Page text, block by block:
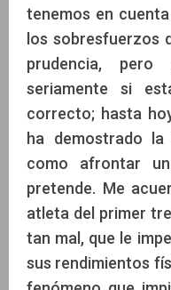
tenemos en
los sobresfuerzos
prudencia, pero
seriamente si
correcto; hasta
ha demostrado
como afrontar
pretende. Me
atleta del primer
tan mal, que le
sus rendimientos